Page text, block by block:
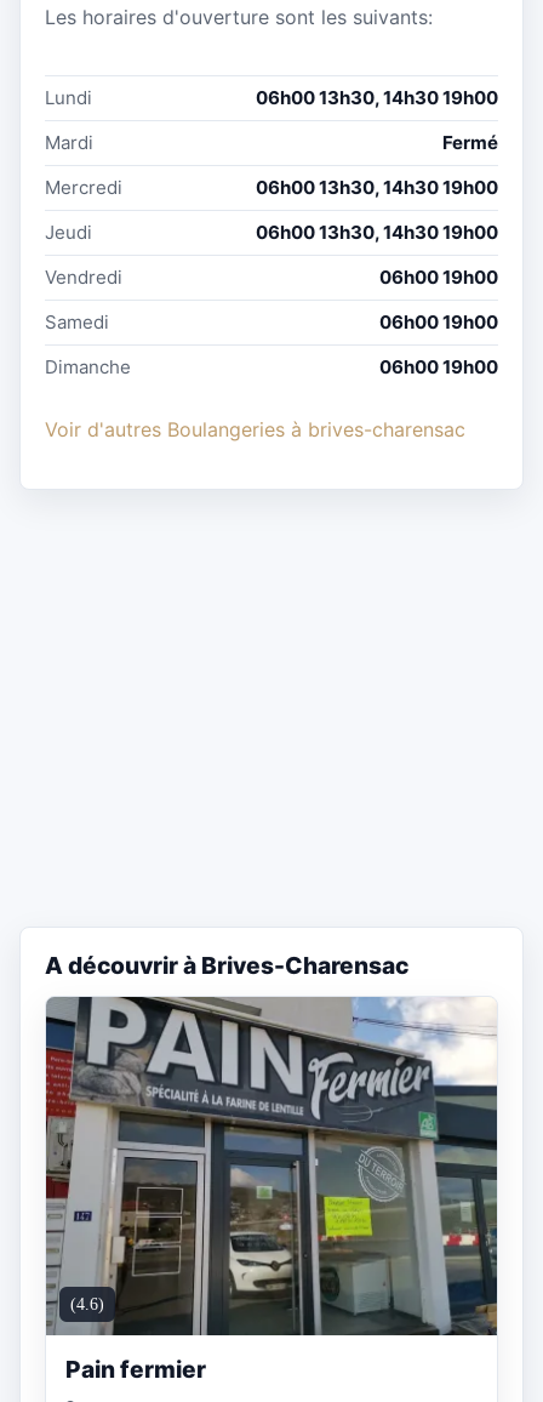
Les horaires d'ouverture sont les suivants:
Lundi
06h00 13h30, 14h30 19h00
Mardi
Fermé
Mercredi
06h00 13h30, 14h30 19h00
Jeudi
06h00 13h30, 14h30 19h00
Vendredi
06h00 19h00
Samedi
06h00 19h00
Dimanche
06h00 19h00
Voir d'autres Boulangeries à brives-charensac
A découvrir à Brives-Charensac
(4.6)
Pain fermier